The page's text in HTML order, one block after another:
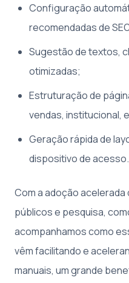
Configuração
recomendadas de
Sugestão de textos,
otimizadas;
Estruturação de
vendas, institucional,
Geração rápida de
dispositivo de acesso.
Com a adoção acelerada
públicos e pesquisa,
acompanhamos como
vêm facilitando e
manuais, um grande